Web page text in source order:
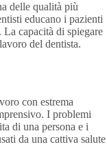
delle qualità più
educano i pazienti
capacità di spiegare
del dentista.
con estrema
I problemi
di una persona e i
da una cattiva salute